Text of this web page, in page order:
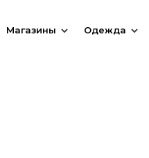
Магазины Одежда